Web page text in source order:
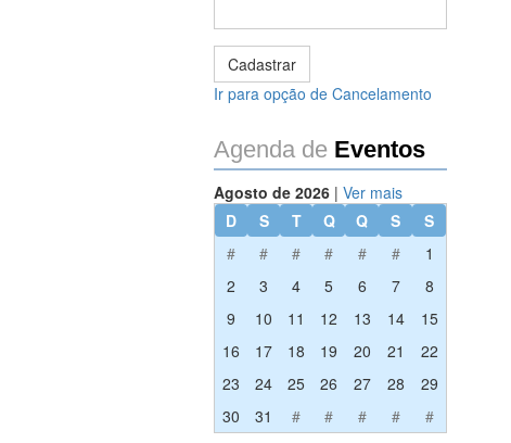
Ir para opção de Cancelamento
Agenda de Eventos
Agosto de 2026 | Ver mais
D
S T Q Q S
S
#
# # # # #
1
2
3 4 5 6 7
8
9
10 11 12 13 14
15
16
17 18 19 20 21
22
23
24 25 26 27 28
29
30
31 # # # # #